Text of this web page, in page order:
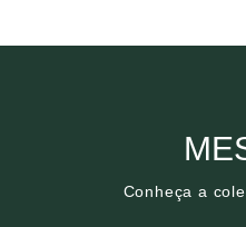
Conheça a
Conheça a